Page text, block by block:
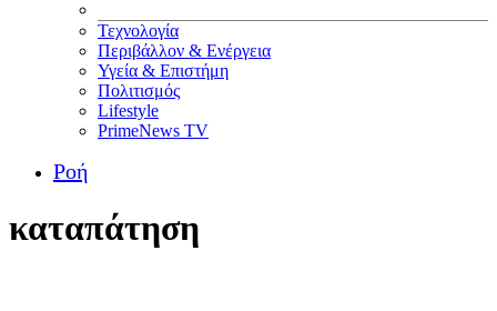
Τεχνολογία
Περιβάλλον & Ενέργεια
Υγεία & Επιστήμη
Πολιτισμός
Lifestyle
PrimeNews TV
Ροή
καταπάτηση